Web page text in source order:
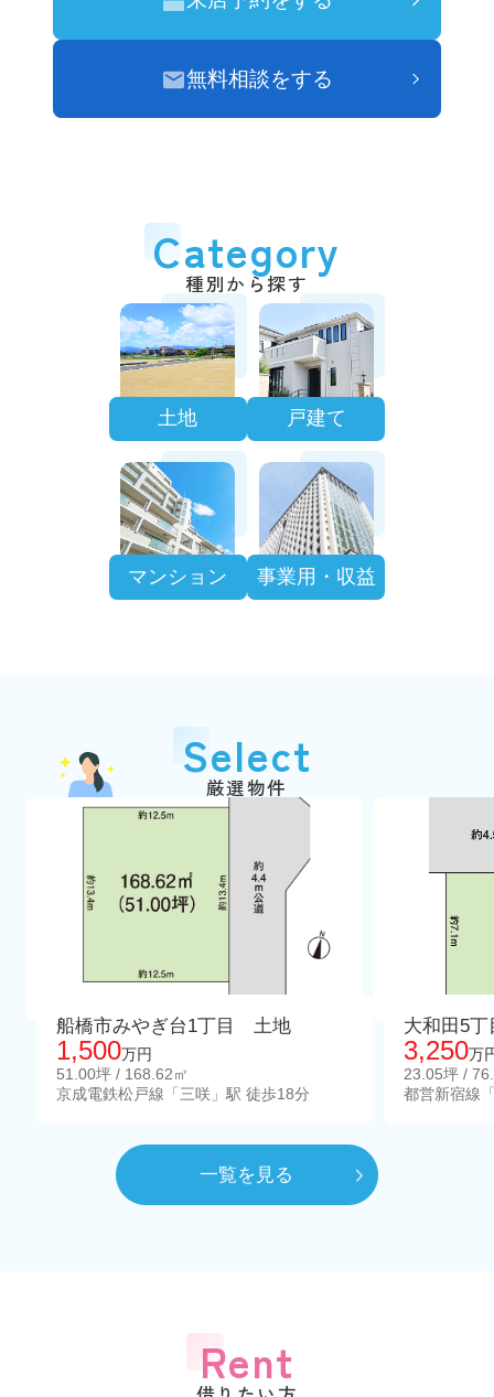
無料相談をする
Category
種別から探す
土地 戸建て
マンション 事業用・収益
Select
厳選物件
船橋市みやぎ台1丁目 土地
1,500万円
51.00坪 / 168.62㎡
京成電鉄松戸線「三咲」駅 徒歩18分
大和田5
3,250万
23.05坪 /
都営新宿線
一覧を見る
Rent